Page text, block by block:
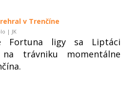
v Trenčíne
| JK
Fortuna ligy sa Liptáci
trávniku momentálne